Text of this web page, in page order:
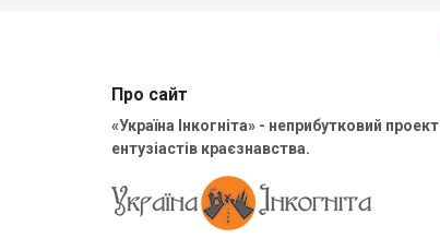
Про сайт
«Україна Інкогніта» - неприбутковий проект
ентузіастів краєзнавства.